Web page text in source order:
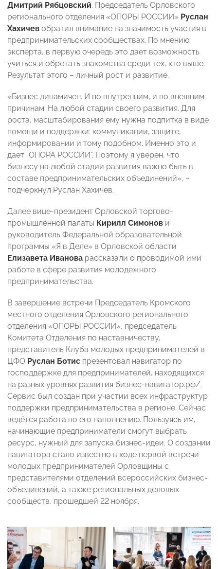
Дмитрий Рябцовский. Председатель Орловского
регионального отделения «ОПОРЫ РОССИИ» Руслан
Хахичев обратил внимание на значимость участия в
предпринимательских сообществах. По мнению
эксперта, в первую очередь это дает возможность
учиться и обретать знакомства среди тех, кто выше.
Результат этого – личный рост и развитие.
«Бизнес динамичен. И по внутренним, и по внешним
причинам. На любой стадии своего развития. Для
роста, масштабирования ему нужна подпитка в виде
помощи и поддержки: коммуникации, защите,
информировании и тому подобном. Именно это и
дает “ОПОРА РОССИИ”. Поэтому я уверен, что
бизнесу на любой стадии развития важно быть в
составе предпринимательских объединений», –
подчеркнул Руслан Хахичев.
Далее вице-президент Орловской торгово-
промышленной палаты Кирилл Симонов и
руководитель Федеральной образовательной
программы «Я в Деле» в Орловской области
Елизавета Иванова рассказали о проводимой ими
работе в сфере развития молодежного
предпринимательства.
В завершение встречи Председатель Кромского
местного отделения Орловского регионального
отделения «ОПОРЫ РОССИИ», председатель
Комитета Отделения по наставничеству,
представитель Клуба молодых предпринимателей в
ЦФО Руслан Ботис презентовал навигатор по
господдержке для предпринимателей, находящихся
на разных уровнях развития бизнес-навигатор.рф/.
Сервис был создан при участии всех инфраструктур
поддержки предпринимательства в регионе. Сейчас
ведётся работа по его наполнению. Пользуясь им,
начинающие предприниматели смогут выбрать
ресурс, нужный для запуска бизнес-идеи. О создании
навигатора стало известно в ходе первой встречи
молодых предпринимателей Орловщины с
представителями отделений всероссийских бизнес-
объединений, а также региональных деловых
сообществ, прошедшей 22 ноября.